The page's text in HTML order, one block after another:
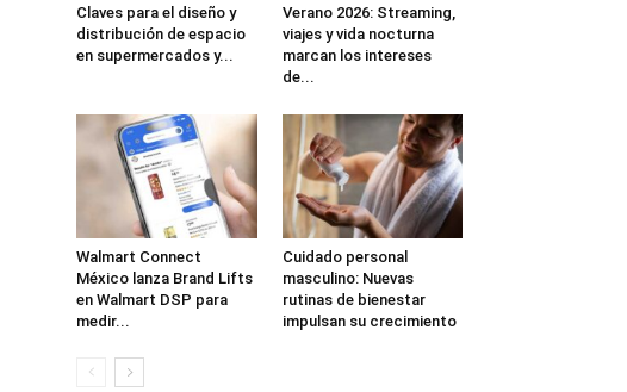
Claves para el diseño y
distribución de espacio
en supermercados y...
Verano 2026: Streaming,
viajes y vida nocturna
marcan los intereses
de...
Walmart Connect
México lanza Brand Lifts
en Walmart DSP para
medir...
Cuidado personal
masculino: Nuevas
rutinas de bienestar
impulsan su crecimiento